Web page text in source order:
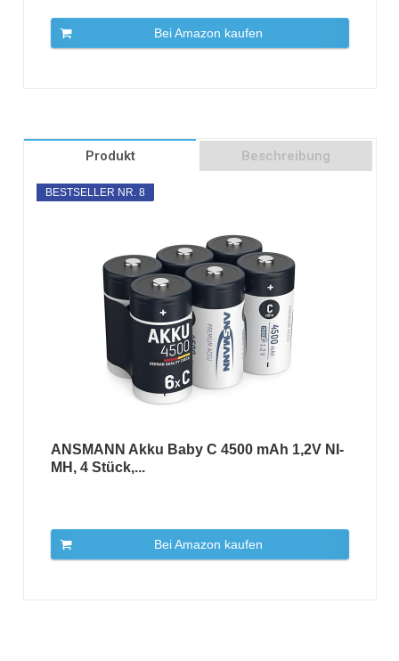
Bei Amazon kaufen
Produkt Beschreibung
BESTSELLER NR. 8
ANSMANN Akku Baby C 4500 mAh 1,2V NI-
MH, 4 Stück,...
Bei Amazon kaufen